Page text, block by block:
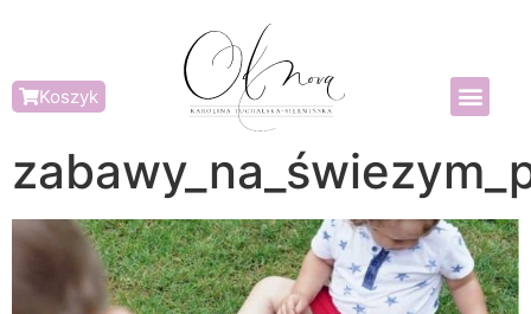
Koszyk